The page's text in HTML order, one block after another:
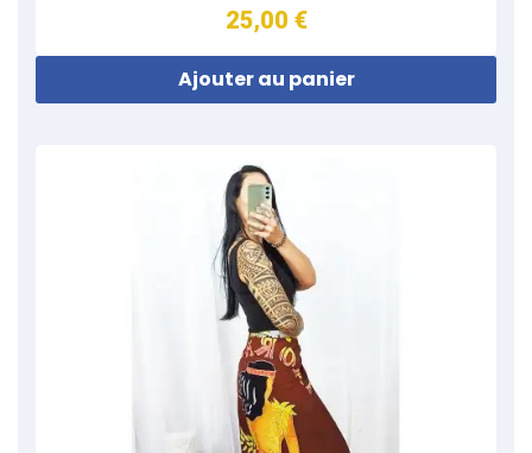
25,00 €
Ajouter au panier